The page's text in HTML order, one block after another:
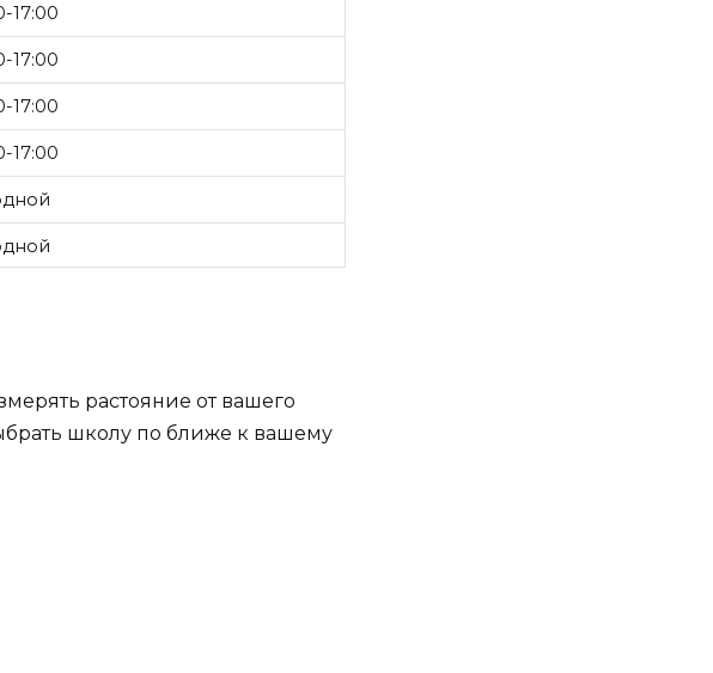
17:00
17:00
17:00
17:00
растояние от вашего
школу по ближе к вашему